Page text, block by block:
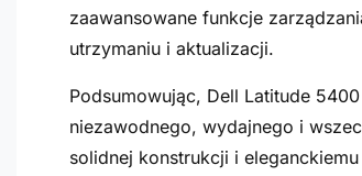
zaawansowane funkcje
utrzymaniu i aktualizacji.
Podsumowując, Dell Latitude
niezawodnego, wydajnego i
solidnej konstrukcji i